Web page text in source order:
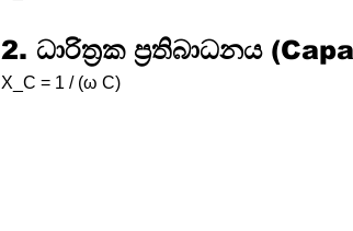
2. ධාරිත්‍රක ප්‍රතිබාධනය
X_C = 1 / (ω C)